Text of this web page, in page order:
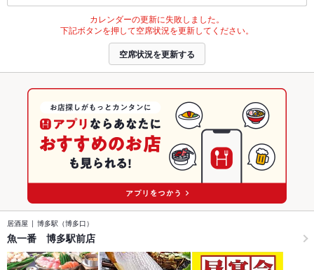
カレンダーの更新に失敗しました。
下記ボタンを押して空席状況を更新してください。
空席状況を更新する
居酒屋 博多駅（博多口）
魚一番 博多駅前店